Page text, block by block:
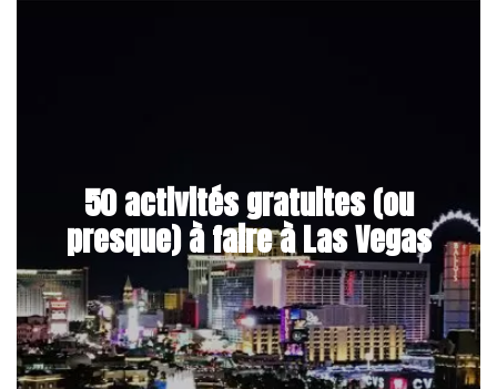
50 activités gratuites (ou
presque) à faire à Las Vegas